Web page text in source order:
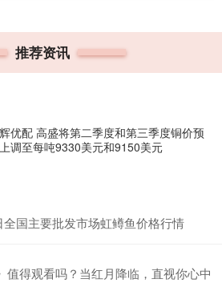
推荐资讯
优配 高盛将第二季度和第三季度铜价预
调至每吨9330美元和9150美元
国主要批发市场虹鳟鱼价格行情
值得观看吗？当红月降临，直视你心中